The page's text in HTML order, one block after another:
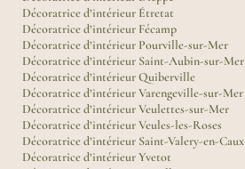
Décoratrice d’intérieur Étretat
Décoratrice d’intérieur Fécamp
Décoratrice d’intérieur Pourville-sur-Mer
Décoratrice d’intérieur Saint-Aubin-sur-Mer
Décoratrice d’intérieur Quiberville
Décoratrice d’intérieur Varengeville-sur-Mer
Décoratrice d’intérieur Veulettes-sur-Mer
Décoratrice d’intérieur Veules-les-Roses
Décoratrice d’intérieur Saint-Valery-en-Caux
Décoratrice d’intérieur Yvetot